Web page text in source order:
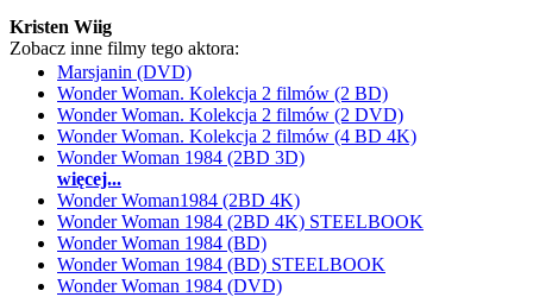
Kristen Wiig
Zobacz inne filmy tego aktora:
Marsjanin (DVD)
Wonder Woman. Kolekcja 2 filmów (2 BD)
Wonder Woman. Kolekcja 2 filmów (2 DVD)
Wonder Woman. Kolekcja 2 filmów (4 BD 4K)
Wonder Woman 1984 (2BD 3D)
więcej...
Wonder Woman1984 (2BD 4K)
Wonder Woman 1984 (2BD 4K) STEELBOOK
Wonder Woman 1984 (BD)
Wonder Woman 1984 (BD) STEELBOOK
Wonder Woman 1984 (DVD)